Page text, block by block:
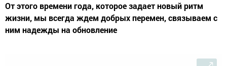
От этого времени года, которое задает новый ритм
жизни, мы всегда ждем добрых перемен, связываем с
ним надежды на обновление